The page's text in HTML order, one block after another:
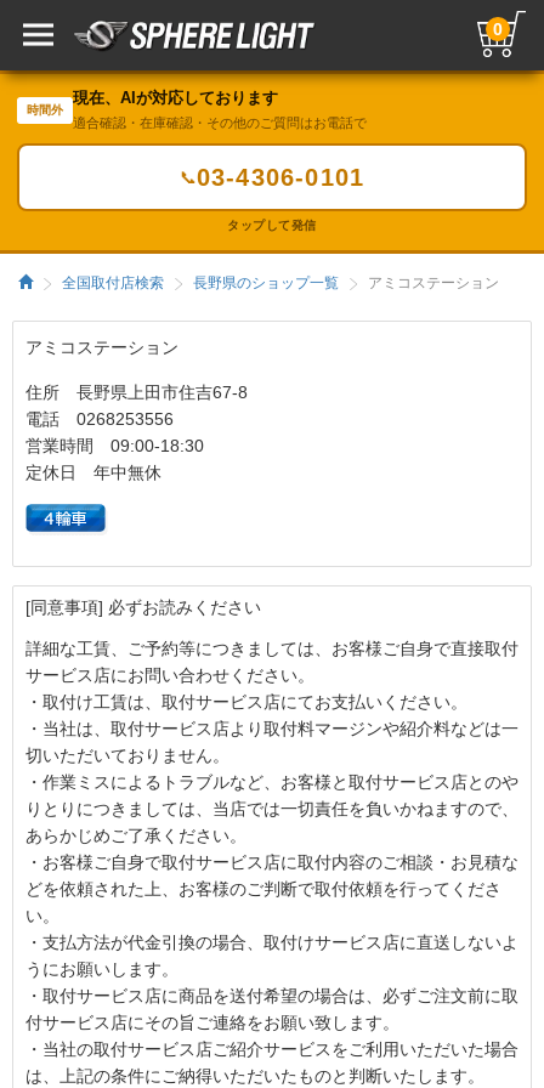
0
時間外
現在、AIが対応しております
適合確認・在庫確認・その他のご質問はお電話で
📞03-4306-0101
タップして発信
全国取付店検索 長野県のショップ一覧 アミコステーション
アミコステーション
住所 長野県上田市住吉67-8
電話 0268253556
営業時間 09:00-18:30
定休日 年中無休
[同意事項] 必ずお読みください
詳細な工賃、ご予約等につきましては、お客様ご自身で直接取付
サービス店にお問い合わせください。
・取付け工賃は、取付サービス店にてお支払いください。
・当社は、取付サービス店より取付料マージンや紹介料などは一
切いただいておりません。
・作業ミスによるトラブルなど、お客様と取付サービス店とのや
りとりにつきましては、当店では一切責任を負いかねますので、
あらかじめご了承ください。
・お客様ご自身で取付サービス店に取付内容のご相談・お見積な
どを依頼された上、お客様のご判断で取付依頼を行ってくださ
い。
・支払方法が代金引換の場合、取付けサービス店に直送しないよ
うにお願いします。
・取付サービス店に商品を送付希望の場合は、必ずご注文前に取
付サービス店にその旨ご連絡をお願い致します。
・当社の取付サービス店ご紹介サービスをご利用いただいた場合
は、上記の条件にご納得いただいたものと判断いたします。